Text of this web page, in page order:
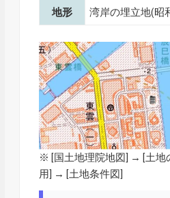
地形 湾岸の埋立地(昭
※ [ 国土地理院地図
] → [土
用] → [土地条件図]